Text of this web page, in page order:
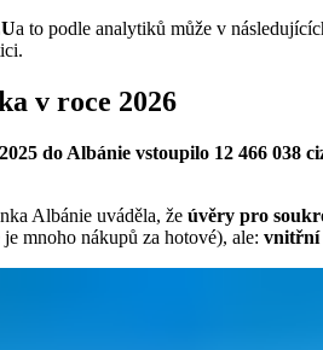
a to podle analytiků může v
v roce 2026
do Albánie vstoupilo 12 466 038
Albánie uváděla, že úvěry pro
mnoho nákupů za hotové), ale: vnitřní